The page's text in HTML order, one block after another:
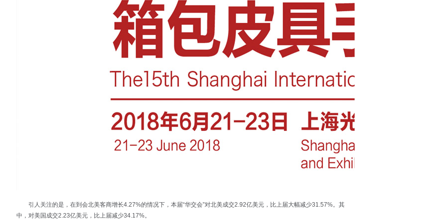
引人关注的是，在到会北美客商增长4.27%的情况下，本届“华交会”对北美成交2.92亿美元，比上届大幅减少31.57%。其
中，对美国成交2.23亿美元，比上届减少34.17%。